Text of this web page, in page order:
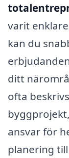
varit
kan du
ditt
ofta
ansvar för
planering